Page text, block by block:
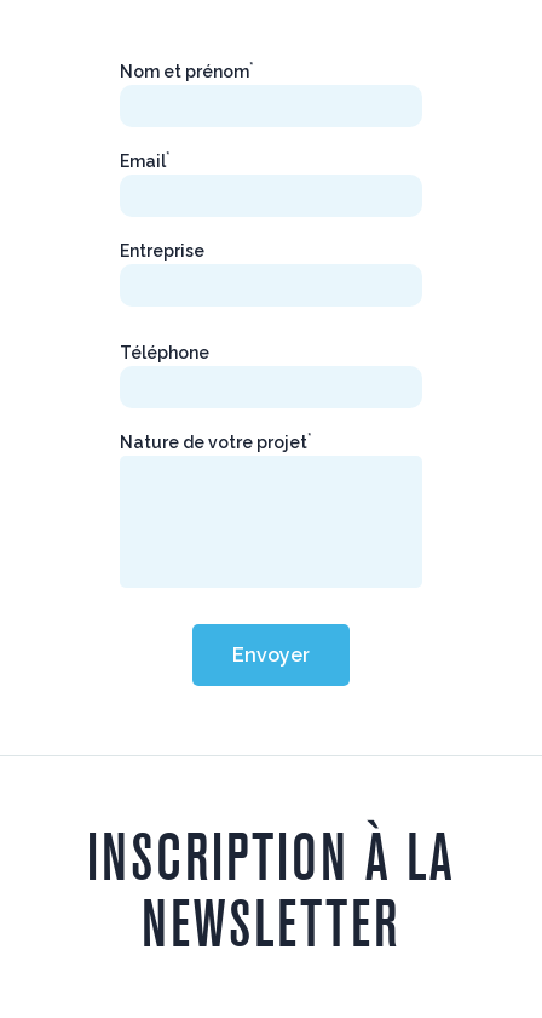
Nom et prénom*
Email*
Entreprise
Téléphone
Nature de votre projet*
Envoyer
INSCRIPTION À LA
NEWSLETTER